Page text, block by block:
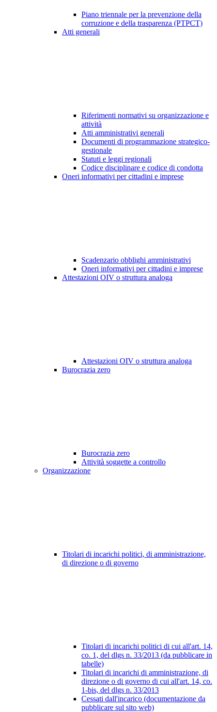
Piano triennale per la prevenzione della
corruzione e della trasparenza (PTPCT)
Atti generali
Riferimenti normativi su organizzazione e
attività
Atti amministrativi generali
Documenti di programmazione strategico-
gestionale
Statuti e leggi regionali
Codice disciplinare e codice di condotta
Oneri informativi per cittadini e imprese
Scadenzario obblighi amministrativi
Oneri informativi per cittadini e imprese
Attestazioni OIV o struttura analoga
Attestazioni OIV o struttura analoga
Burocrazia zero
Burocrazia zero
Attività soggette a controllo
Organizzazione
Titolari di incarichi politici, di amministrazione,
di direzione o di governo
Titolari di incarichi politici di cui all'art. 14,
co. 1, del dlgs n. 33/2013 (da pubblicare in
tabelle)
Titolari di incarichi di amministrazione, di
direzione o di governo di cui all'art. 14, co.
1-bis, del dlgs n. 33/2013
Cessati dall'incarico (documentazione da
pubblicare sul sito web)